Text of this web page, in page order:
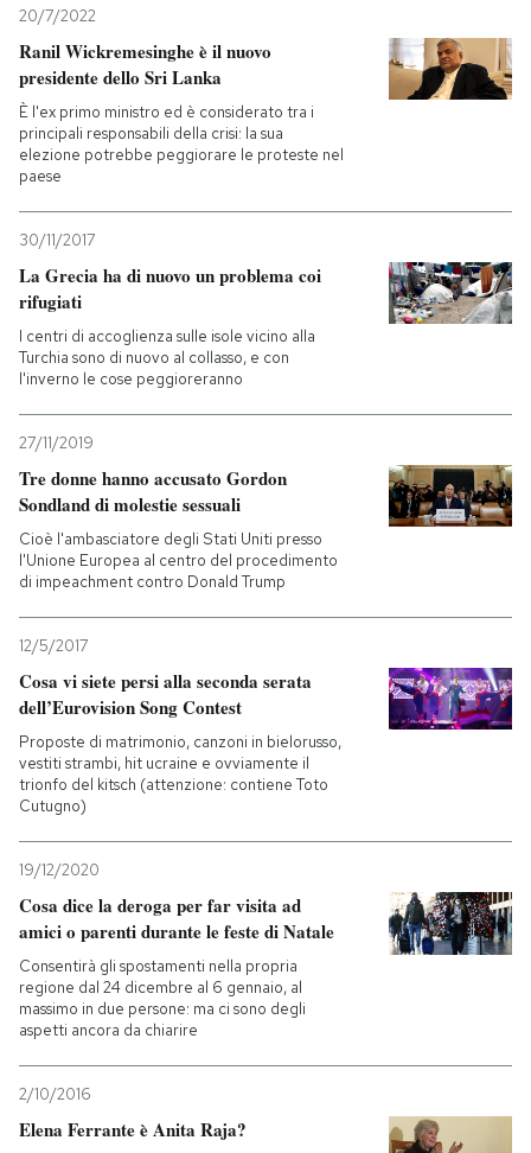
20/7/2022
Ranil Wickremesinghe è il nuovo
presidente dello Sri Lanka
È l'ex primo ministro ed è considerato tra i
principali responsabili della crisi: la sua
elezione potrebbe peggiorare le proteste nel
paese
30/11/2017
La Grecia ha di nuovo un problema coi
rifugiati
I centri di accoglienza sulle isole vicino alla
Turchia sono di nuovo al collasso, e con
l'inverno le cose peggioreranno
27/11/2019
Tre donne hanno accusato Gordon
Sondland di molestie sessuali
Cioè l'ambasciatore degli Stati Uniti presso
l'Unione Europea al centro del procedimento
di impeachment contro Donald Trump
12/5/2017
Cosa vi siete persi alla seconda serata
dell’Eurovision Song Contest
Proposte di matrimonio, canzoni in bielorusso,
vestiti strambi, hit ucraine e ovviamente il
trionfo del kitsch (attenzione: contiene Toto
Cutugno)
19/12/2020
Cosa dice la deroga per far visita ad
amici o parenti durante le feste di Natale
Consentirà gli spostamenti nella propria
regione dal 24 dicembre al 6 gennaio, al
massimo in due persone: ma ci sono degli
aspetti ancora da chiarire
2/10/2016
Elena Ferrante è Anita Raja?